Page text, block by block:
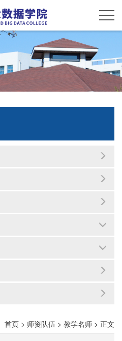
首页 > 师资队伍 > 教学名师 > 正文